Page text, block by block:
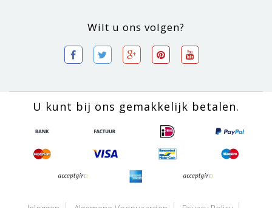
Wilt u ons volgen?
U kunt bij ons gemakkelijk betalen.